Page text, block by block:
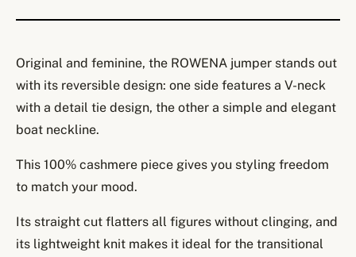
Original and feminine, the ROWENA jumper stands out
with its reversible design: one side features a V-neck
with a detail tie design, the other a simple and elegant
boat neckline.
This 100% cashmere piece gives you styling freedom
to match your mood.
Its straight cut flatters all figures without clinging, and
its lightweight knit makes it ideal for the transitional